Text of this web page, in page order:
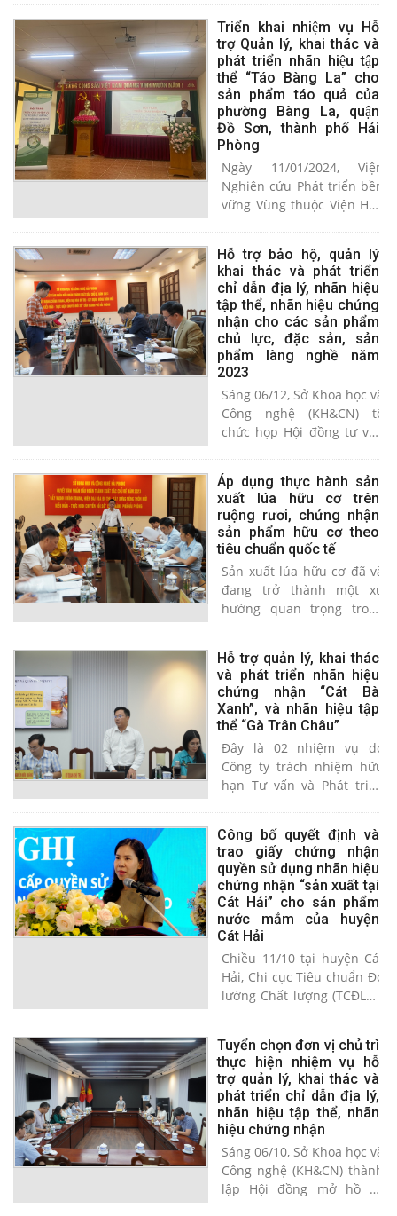
chức Sở hữu trí tuệ thế
giới (WIPO) đã chọn ngày
26/4 hàng năm là “Ngày Sở
hữu trí tuệ thế giới”. Năm
2024, WIPO đã công bố chủ
đề của Ngày Sở hữu trí tuệ
thế giới là: Sở hữu trí tuệ
và các mục tiêu phát triển
bền vững: Xây dựng tương
lai chung bằng đổi mới và
sáng tạo (IP and the SDGs:
Building our common
future with innovation and
creativity)”.
Triển khai nhiệm vụ Hỗ
trợ Quản lý, khai thác và
phát triển nhãn hiệu tập
thể “Táo Bàng La” cho
sản phẩm táo quả của
phường Bàng La, quận
Đồ Sơn, thành phố Hải
Phòng
Ngày 11/01/2024, Viện
Nghiên cứu Phát triển bền
vững Vùng thuộc Viện Hàn
nhân dân (UBND) phường
Bàng La - quận Đồ Sơn tổ
chức Hội thảo Triển khai
nhiệm vụ Hỗ trợ Quản lý,
khai thác và phát triển
nhãn hiệu tập thể “Táo
Bàng La” cho sản phẩm táo
quả của phường Bàng La,
quận Đồ Sơn, thành phố
Hải Phòng. Nhiệm vụ do
ThS. Trần Thị Thu Huyền
làm chủ nhiệm.
Hỗ trợ bảo hộ, quản lý
khai thác và phát triển
chỉ dẫn địa lý, ​nhãn hiệu
tập thể, nhãn hiệu chứng
nhận cho các sản phẩm
chủ lực, đặc sản, sản
phẩm làng nghề năm
2023
Sáng 06/12, Sở Khoa học và
Công nghệ (KH&CN) tổ
chức họp Hội đồng tư vấn
thành phố “Hỗ trợ bảo hộ,
quản lý khai thác và phát
triển chỉ dẫn địa lý, nhãn
hiệu tập thể, nhãn hiệu
chứng nhận cho các sản
phẩm chủ lực, đặc sản, sản
phẩm làng nghề năm
2023”(đợt 2). Ông Nguyễn
Đình Vinh - Phó Giám đốc
Sở KH&CN chủ trì Hội
nghị.
Áp dụng thực hành sản
xuất lúa hữu cơ trên
ruộng rươi, chứng nhận
sản phẩm hữu cơ theo
tiêu chuẩn quốc tế
Sản xuất lúa hữu cơ đã và
đang trở thành một xu
hướng quan trọng trong
cơ theo tiêu chuẩn quốc tế
USDA không chỉ giúp sản
phẩm được công nhận
trên thị trường quốc tế mà
còn mở ra cơ hội sản xuất,
kinh doanh bền vững cho
nền nông nghiệp.
Hỗ trợ quản lý, khai thác
và phát triển nhãn hiệu
chứng nhận “Cát Bà
Xanh”, và nhãn hiệu tập
thể “Gà Trân Châu”
Đây là 02 nhiệm vụ do
Công ty trách nhiệm hữu
hạn Tư vấn và Phát triển
học và Công nghệ (KH&CN)
tổ chức họp Hội nghị tư
vấn, đánh giá ngày 24/10.
PGS.TS Đan Đức Hiệp -
nguyên Phó Chủ tịch
Thường trực Ủy ban nhân
dân (UBND) thành phố làm
Chủ tịch Hội đồng.
Công bố quyết định và
trao giấy chứng nhận
quyền sử dụng nhãn hiệu
chứng nhận “sản xuất tại
Cát Hải” cho sản phẩm
nước mắm của huyện
Cát Hải
​​​​​​​Chiều 11/10 tại huyện Cát
Hải, Chi cục Tiêu chuẩn Đo
lường Chất lượng (TCĐLCL)
chứng nhận quyền sử
dụng nhãn hiệu chứng
nhận “sản xuất tại Cát Hải”
cho sản phẩm nước mắm
của huyện Cát Hải. Dự Hội
nghị có đại diện Trung tâm
Mã số mã vạch Quốc gia,
Tổng cục TCĐLCL; Đại diện
Ủy ban nhân dân huyện
Tuyển chọn đơn vị chủ trì
thực hiện nhiệm vụ hỗ
trợ quản lý, khai thác và
phát triển chỉ dẫn địa lý,
nhãn hiệu tập thể, nhãn
hiệu chứng nhận
​​​​​​​Sáng 06/10, Sở Khoa học và
Công nghệ (KH&CN) thành
lập Hội đồng mở hồ sơ